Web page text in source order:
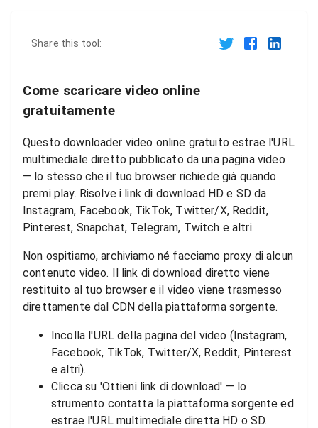
Share this tool:
Come scaricare video online
gratuitamente
Questo downloader video online gratuito estrae l'URL
multimediale diretto pubblicato da una pagina video
— lo stesso che il tuo browser richiede già quando
premi play. Risolve i link di download HD e SD da
Instagram, Facebook, TikTok, Twitter/X, Reddit,
Pinterest, Snapchat, Telegram, Twitch e altri.
Non ospitiamo, archiviamo né facciamo proxy di alcun
contenuto video. Il link di download diretto viene
restituito al tuo browser e il video viene trasmesso
direttamente dal CDN della piattaforma sorgente.
Incolla l'URL della pagina del video (Instagram,
Facebook, TikTok, Twitter/X, Reddit, Pinterest
e altri).
Clicca su 'Ottieni link di download' — lo
strumento contatta la piattaforma sorgente ed
estrae l'URL multimediale diretta HD o SD.